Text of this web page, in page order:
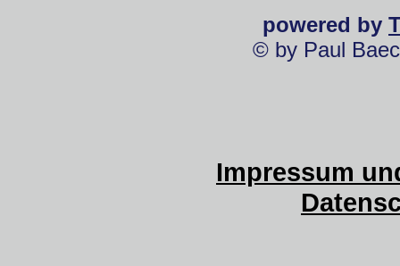
powered by
© by Paul
Impressum